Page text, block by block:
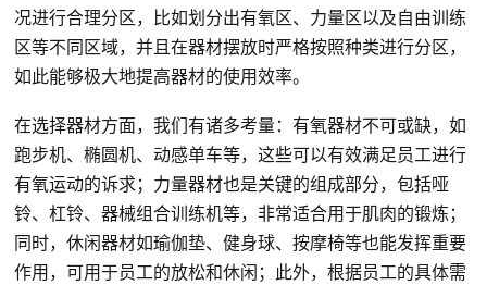
况进行合理分区，比如划分出有氧区、力量区以及自由训练
区等不同区域，并且在器材摆放时严格按照种类进行分区，
如此能够极大地提高器材的使用效率。
在选择器材方面，我们有诸多考量：有氧器材不可或缺，如
跑步机、椭圆机、动感单车等，这些可以有效满足员工进行
有氧运动的诉求；力量器材也是关键的组成部分，包括哑
铃、杠铃、器械组合训练机等，非常适合用于肌肉的锻炼；
同时，休闲器材如瑜伽垫、健身球、按摩椅等也能发挥重要
作用，可用于员工的放松和休闲；此外，根据员工的具体需